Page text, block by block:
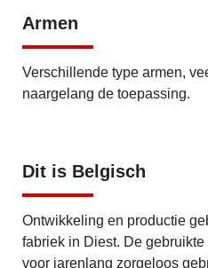
Armen
Verschillende type armen,
naargelang de toepassing.
Dit is Belgisch
Ontwikkeling en productie
fabriek in Diest. De
voor jarenlang zorgeloos